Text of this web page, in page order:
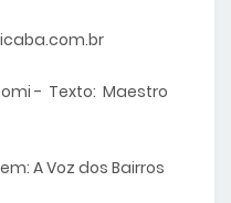
- Texto: Maestro
A Voz dos Bairros